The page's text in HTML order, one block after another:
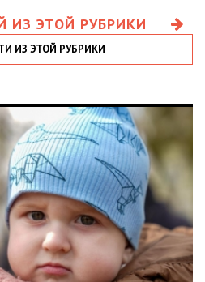
ИЗ ЭТОЙ РУБРИКИ
ИЗ ЭТОЙ РУБРИКИ